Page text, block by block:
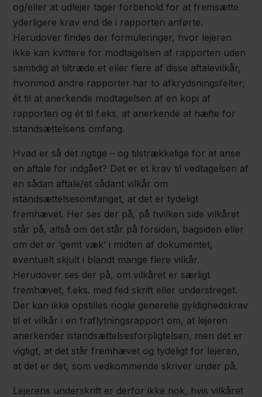
og/eller at udlejer tager forbehold for at fremsætte
yderligere krav end de i rapporten anførte.
Herudover findes der formuleringer, hvor lejeren
ikke kan kvittere for modtagelsen af rapporten uden
samtidig at tiltræde et eller flere af disse aftalevilkår,
hvorimod andre rapporter har to afkrydsningsfelter;
ét til at anerkende modtagelsen af en kopi af
rapporten og ét til f.eks. at anerkende at hæfte for
istandsættelsens omfang.
Hvad er så det rigtige – og tilstrækkelige for at anse
en aftale for indgået? Det er et krav til vedtagelsen af
en sådan aftale/et sådant vilkår om
istandsættelsesomfanget, at det er tydeligt
fremhævet. Her ses der på, på hvilken side vilkåret
står på, altså om det står på forsiden, bagsiden eller
om det er ’gemt væk’ i midten af dokumentet,
eventuelt skjult i blandt mange flere vilkår.
Herudover ses der på, om vilkåret er særligt
fremhævet, f.eks. med fed skrift eller understreget.
Der kan ikke opstilles nogle generelle gyldighedskrav
til et vilkår i en fraflytningsrapport om, at lejeren
anerkender istandsættelsesforpligtelsen, men det er
vigtigt, at det står fremhævet og tydeligt for lejeren,
at det er det, som vedkommende skriver under på.
Lejerens underskrift er derfor ikke nok, hvis vilkåret